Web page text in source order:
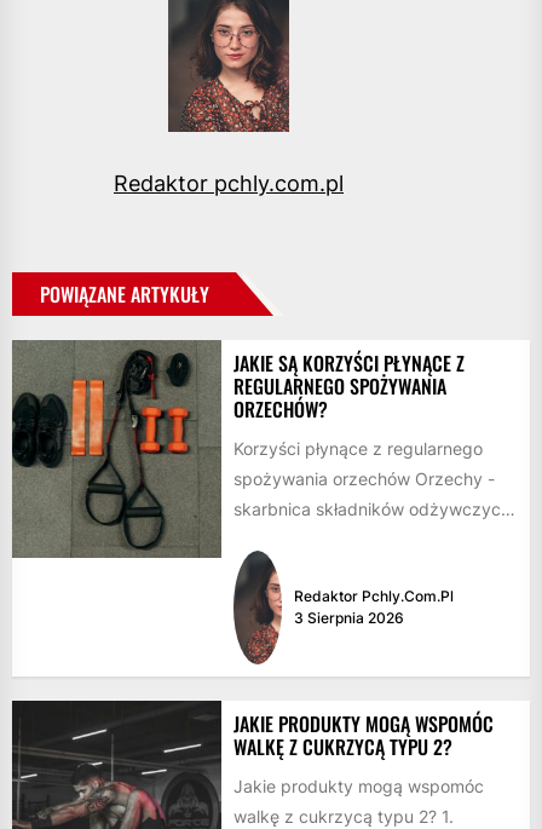
Redaktor pchly.com.pl
POWIĄZANE ARTYKUŁY
JAKIE SĄ KORZYŚCI PŁYNĄCE Z
REGULARNEGO SPOŻYWANIA
ORZECHÓW?
Korzyści płynące z regularnego
spożywania orzechów Orzechy -
skarbnica składników odżywczych
przekąska, ale również bogate...
Redaktor Pchly.com.pl
3 Sierpnia 2026
JAKIE PRODUKTY MOGĄ WSPOMÓC
WALKĘ Z CUKRZYCĄ TYPU 2?
Jakie produkty mogą wspomóc
walkę z cukrzycą typu 2? 1.